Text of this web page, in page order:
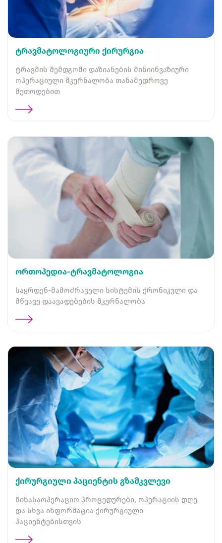
ტრავმატოლოგიური ქირურგია
ტრავმის შემდგომი დაზიანების მინიინვაზიური
ოპერაციული მკურნალობა თანამედროვე
მეთოდებით
ორთოპედია-ტრავმატოლოგია
საყრდენ-მამოძრაველი სისტემის ქრონიკული და
მწვავე დაავადებების მკურნალობა
ქირურგიული პაციენტის გზამკვლევი
წინასაოპერაციო პროცედურები, ოპერაციის დღე
და სხვა ინფორმაცია ქირურგიული
პაციენტებისთვის